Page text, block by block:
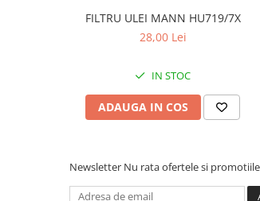
Uleiuri hidraulice
Uleiuri pentru servodirectie
Vaseline/Paste Termorezistente
FILTRU ULEI MANN HU719/7X
28,00 Lei
IN STOC
ADAUGA IN COS
Newsletter Nu rata ofertele si